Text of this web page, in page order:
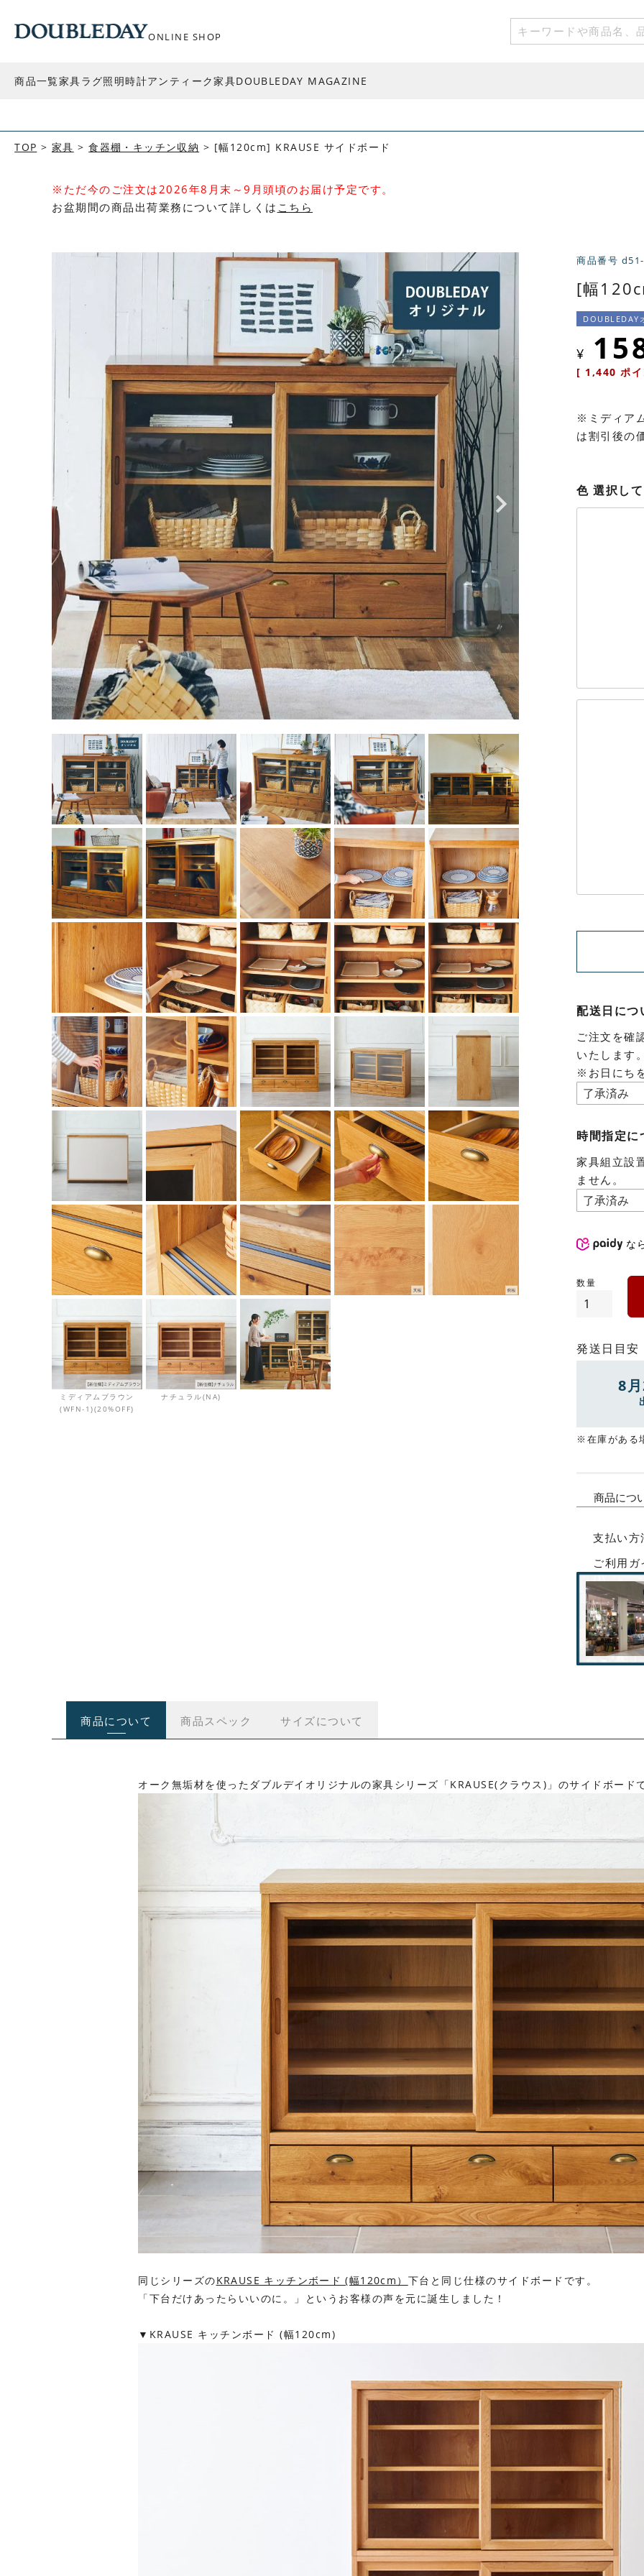
ONLINE SHOP
商品一覧家具ラグ照明時計アンティーク家具DOUBLEDAY MAGAZINE
TOP 家具 食器棚・キッチン収納 [幅120cm] KRAUSE サイドボード
※ただ今のご注文は2026年8月末～9月頭頃のお届け予定です。
お盆期間の商品出荷業務について詳しくは こちら
ミディアムブラウン
(WFN-1)(20%OFF)
ナチュラル(NA)
商品番号
[幅
DOUBLEDAY
¥
[ 1,440 ポ
※ミディア
は割引後の
色 選択し
配送日につ
ご注文を確
いたします
※お日にち
時間指定に
家具組立設
ません。
な
発送日目安
8
※在庫がある
商品につ
支払い方
ご利用ガ
商品について 商品スペック サイズについて
オーク無垢材を使ったダブルデイオリジナルの家具シリーズ「KRAUSE(クラウス)」のサイドボード
同じシリーズのKRAUSE キッチンボード (幅120cm） 下台と同じ仕様のサイドボードです。
「下台だけあったらいいのに。」というお客様の声を元に誕生しました！
▼KRAUSE キッチンボード (幅120cm)